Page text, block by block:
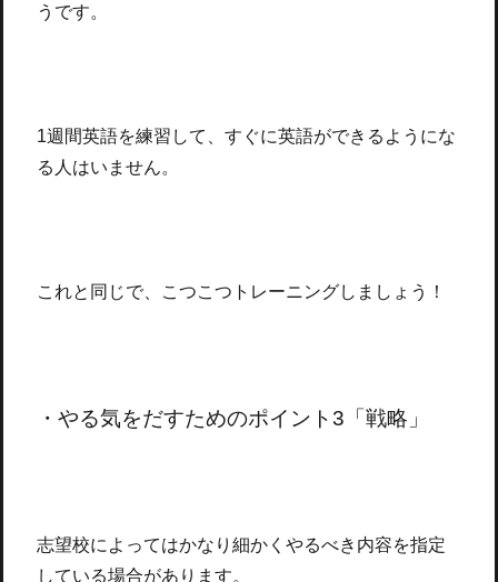
うです。
1週間英語を練習して、すぐに英語ができるようにな
る人はいません。
これと同じで、こつこつトレーニングしましょう！
・やる気をだすためのポイント3「戦略」
志望校によってはかなり細かくやるべき内容を指定
している場合があります。